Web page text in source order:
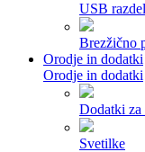
USB
Brezžično
Orodje in dodatki
Orodje in dodatki
Dodatki za
Svetilke